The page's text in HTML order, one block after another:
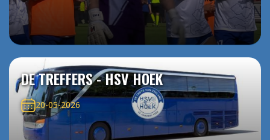
DE TREFFERS - HSV HOEK
20-05-2026